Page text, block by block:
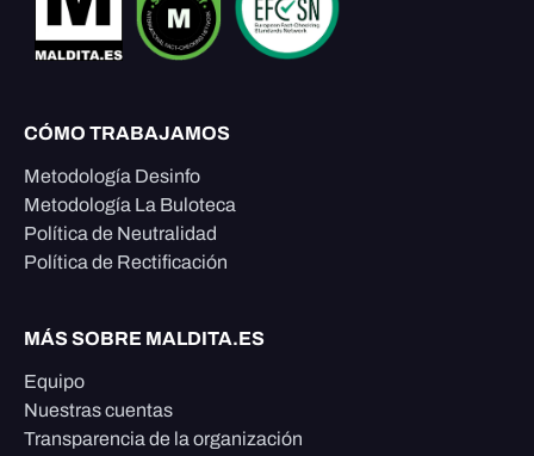
CÓMO TRABAJAMOS
Metodología Desinfo
Metodología La Buloteca
Política de Neutralidad
Política de Rectificación
MÁS SOBRE MALDITA.ES
Equipo
Nuestras cuentas
Transparencia de la organización